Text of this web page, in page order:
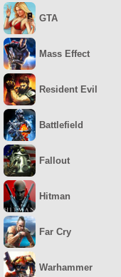
GTA
Mass Effect
Resident Evil
Battlefield
Fallout
Hitman
Far Cry
Warhammer